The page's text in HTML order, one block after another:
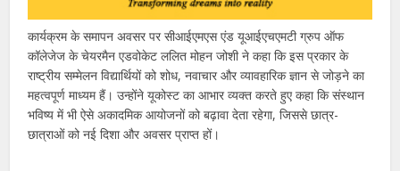
कार्यक्रम के समापन अवसर पर सीआईएमएस एंड यूआईएचएमटी ग्रुप ऑफ
कॉलेजेज के चेयरमैन एडवोकेट ललित मोहन जोशी ने कहा कि इस प्रकार के
राष्ट्रीय सम्मेलन विद्यार्थियों को शोध, नवाचार और व्यावहारिक ज्ञान से जोड़ने का
महत्वपूर्ण माध्यम हैं। उन्होंने यूकोस्ट का आभार व्यक्त करते हुए कहा कि संस्थान
भविष्य में भी ऐसे अकादमिक आयोजनों को बढ़ावा देता रहेगा, जिससे छात्र-
छात्राओं को नई दिशा और अवसर प्राप्त हों।